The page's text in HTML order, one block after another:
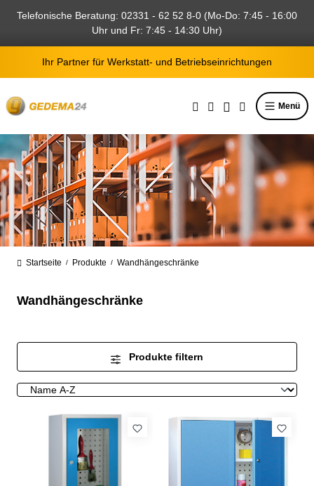
springen
Telefonische Beratung: 02331 - 62 52 8-0 (Mo-Do: 7:45 - 16:00
Uhr und Fr: 7:45 - 14:30 Uhr)
Ihr Partner für Werkstatt- und Betriebseinrichtungen
Menü
Startseite / Produkte / Wandhängeschränke
Wandhängeschränke
Produkte filtern